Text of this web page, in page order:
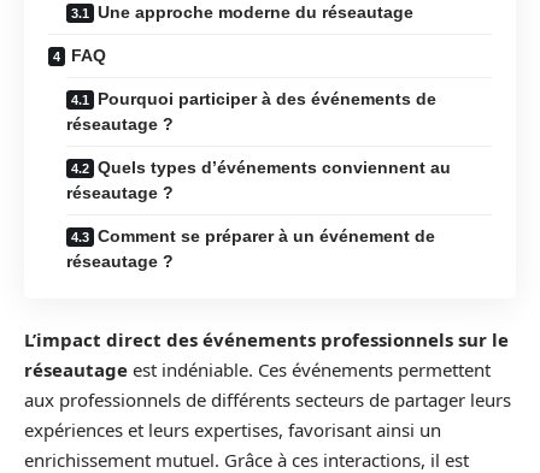
Une approche moderne du réseautage
FAQ
Pourquoi participer à des événements de
réseautage ?
Quels types d’événements conviennent au
réseautage ?
Comment se préparer à un événement de
réseautage ?
L’impact direct des événements professionnels sur le
réseautage est indéniable. Ces événements permettent
aux professionnels de différents secteurs de partager leurs
expériences et leurs expertises, favorisant ainsi un
enrichissement mutuel. Grâce à ces interactions, il est